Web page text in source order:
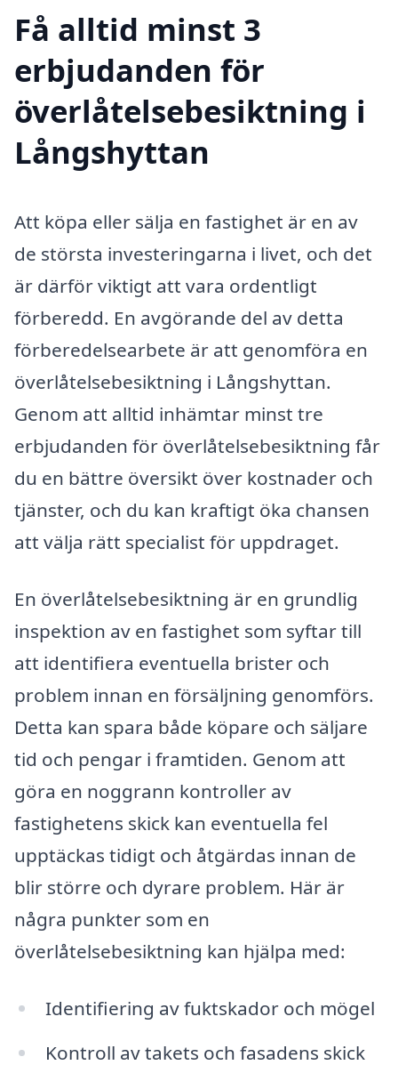
Få alltid minst 3
erbjudanden för
överlåtelsebesiktning i
Långshyttan
Att köpa eller sälja en fastighet är en av
de största investeringarna i livet, och det
är därför viktigt att vara ordentligt
förberedd. En avgörande del av detta
förberedelsearbete är att genomföra en
överlåtelsebesiktning i Långshyttan.
Genom att alltid inhämtar minst tre
erbjudanden för överlåtelsebesiktning får
du en bättre översikt över kostnader och
tjänster, och du kan kraftigt öka chansen
att välja rätt specialist för uppdraget.
En överlåtelsebesiktning är en grundlig
inspektion av en fastighet som syftar till
att identifiera eventuella brister och
problem innan en försäljning genomförs.
Detta kan spara både köpare och säljare
tid och pengar i framtiden. Genom att
göra en noggrann kontroller av
fastighetens skick kan eventuella fel
upptäckas tidigt och åtgärdas innan de
blir större och dyrare problem. Här är
några punkter som en
överlåtelsebesiktning kan hjälpa med:
Identifiering av fuktskador och mögel
Kontroll av takets och fasadens skick